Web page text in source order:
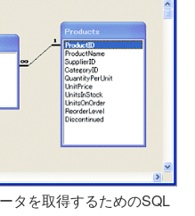
タを取得するためのSQL